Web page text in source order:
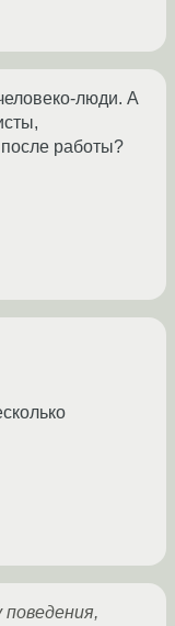
люди. А
работы?
поведения,